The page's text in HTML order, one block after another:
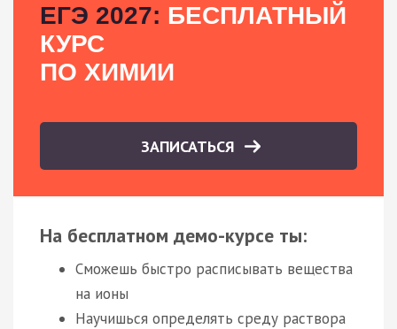
ЕГЭ 2027: БЕСПЛАТНЫЙ
КУРС
ПО ХИМИИ
ЗАПИСАТЬСЯ
На бесплатном демо-курсе ты:
Сможешь быстро расписывать вещества
на ионы
Научишься определять среду раствора